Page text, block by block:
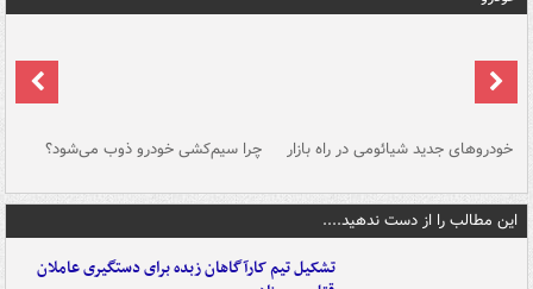
خودروهای جدید شیائومی در راه بازار چرا سیم‌کشی خودرو ذوب می‌شود؟
این مطالب را از دست ندهید....
تشکیل تیم کارآگاهان زبده برای دستگیری عاملان